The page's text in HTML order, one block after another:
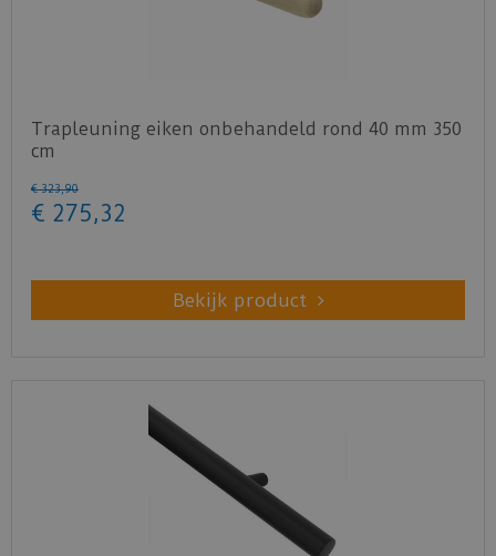
Trapleuning eiken onbehandeld rond 40 mm 350
cm
€ 323,90
€ 275,32
Bekijk product